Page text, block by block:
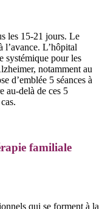
les 15-21 jours. Le
l’avance. L’hôpital
systémique pour les
notamment au
d’emblée 5 séances à
au-delà de ces 5
familiale
qui se forment à la